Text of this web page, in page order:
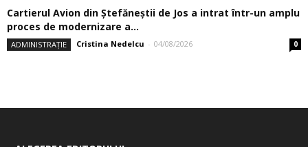
Cartierul Avion din Ştefăneştii de Jos a intrat într-un amplu
proces de modernizare a...
ADMINISTRAȚIE Cristina Nedelcu - 04/08/2026 0